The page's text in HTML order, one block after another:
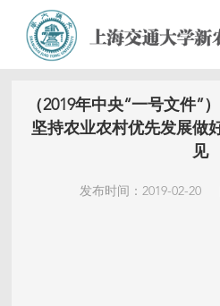
（2019年中央“一号文件”
坚持农业农村优先发展做
见
发布时间：2019-02-20